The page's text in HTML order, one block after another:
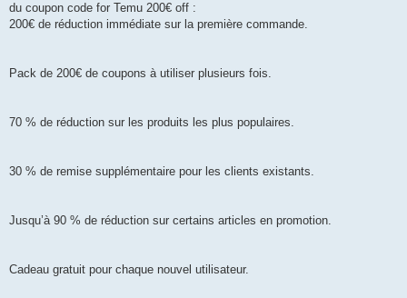
du coupon code for Temu 200€ off :
200€ de réduction immédiate sur la première commande.
Pack de 200€ de coupons à utiliser plusieurs fois.
70 % de réduction sur les produits les plus populaires.
30 % de remise supplémentaire pour les clients existants.
Jusqu’à 90 % de réduction sur certains articles en promotion.
Cadeau gratuit pour chaque nouvel utilisateur.